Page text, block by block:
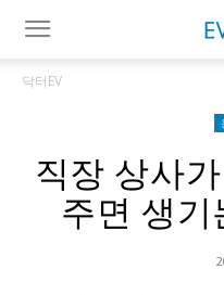
닥터EV
직장 상사
주면 생